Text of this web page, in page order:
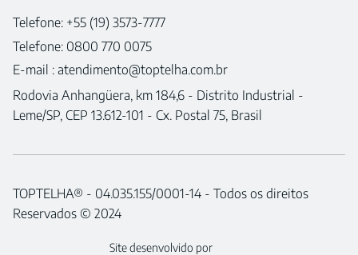
Telefone: +55 (19) 3573-7777
Telefone: 0800 770 0075
E-mail : atendimento@toptelha.com.br
Rodovia Anhangüera, km 184,6 - Distrito Industrial -
Leme/SP, CEP 13.612-101 - Cx. Postal 75, Brasil
TOPTELHA® - 04.035.155/0001-14 - Todos os direitos
Reservados © 2024
Site desenvolvido por